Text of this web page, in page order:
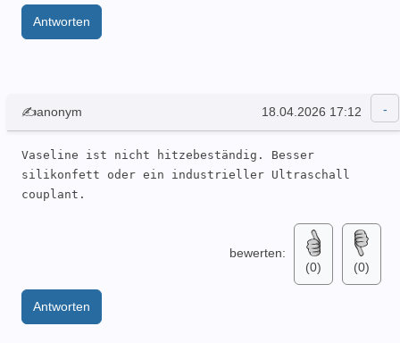
Antworten
✍anonym 18.04.2026 17:12
Vaseline ist nicht hitzebeständig. Besser
silikonfett oder ein industrieller Ultraschall
couplant.
bewerten:
(0)
(0)
Antworten